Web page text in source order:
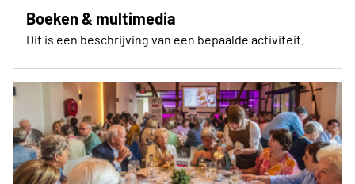
Boeken & multimedia
Dit is een beschrijving van een bepaalde activiteit.